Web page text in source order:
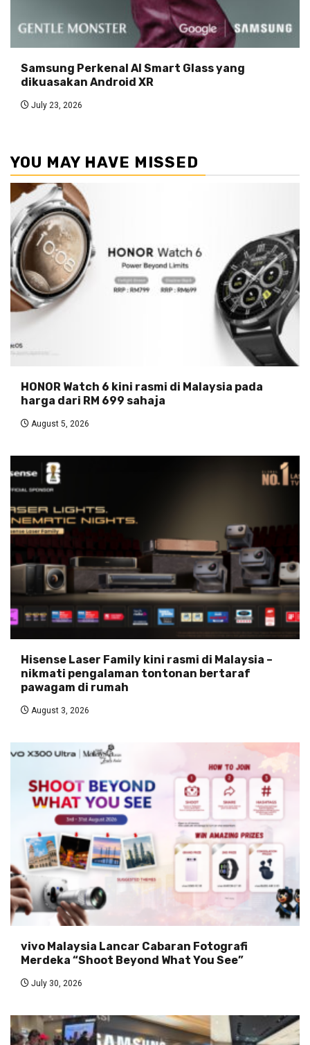
Samsung Perkenal AI Smart Glass yang
dikuasakan Android XR
July 23, 2026
YOU MAY HAVE MISSED
HONOR Watch 6 kini rasmi di Malaysia pada
harga dari RM 699 sahaja
August 5, 2026
Hisense Laser Family kini rasmi di Malaysia –
nikmati pengalaman tontonan bertaraf
pawagam di rumah
August 3, 2026
vivo Malaysia Lancar Cabaran Fotografi
Merdeka “Shoot Beyond What You See”
July 30, 2026